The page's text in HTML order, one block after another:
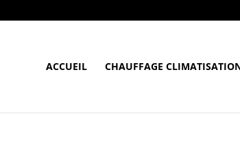
ACCUEIL CHAUFFAGE